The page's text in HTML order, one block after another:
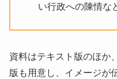
い行政への陳情な
資料はテキスト版のほか
版も用意し、イメージが